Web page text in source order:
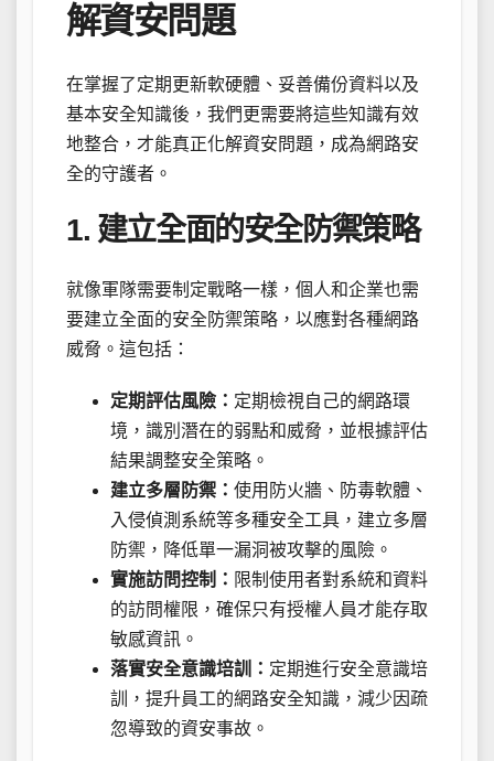
解資安問題
在掌握了定期更新軟硬體、妥善備份資料以及
基本安全知識後，我們更需要將這些知識有效
地整合，才能真正化解資安問題，成為網路安
全的守護者。
1. 建立全面的安全防禦策略
就像軍隊需要制定戰略一樣，個人和企業也需
要建立全面的安全防禦策略，以應對各種網路
威脅。這包括：
定期評估風險： 定期檢視自己的網路環
境，識別潛在的弱點和威脅，並根據評估
結果調整安全策略。
建立多層防禦： 使用防火牆、防毒軟體、
入侵偵測系統等多種安全工具，建立多層
防禦，降低單一漏洞被攻擊的風險。
實施訪問控制： 限制使用者對系統和資料
的訪問權限，確保只有授權人員才能存取
敏感資訊。
落實安全意識培訓： 定期進行安全意識培
訓，提升員工的網路安全知識，減少因疏
忽導致的資安事故。